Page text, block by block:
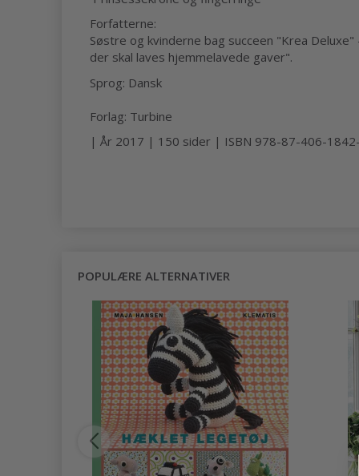
Forfatterne:
Søstre og kvinderne bag succeen "Krea
der skal laves hjemmelavede gaver".
Sprog: Dansk
Forlag: Turbine
| År 2017 | 150 sider | ISBN 978-87-406-
POPULÆRE ALTERNATIVER